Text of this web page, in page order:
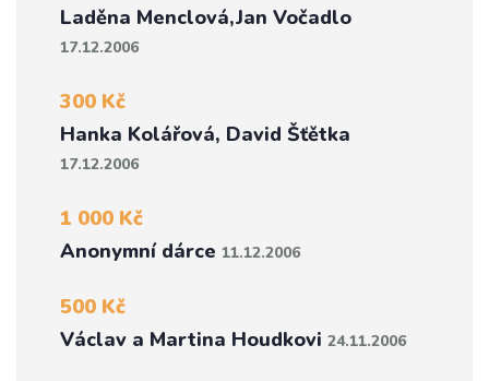
Laděna Menclová,Jan Vočadlo
17.12.2006
300 Kč
Hanka Kolářová, David Šťětka
17.12.2006
1 000 Kč
Anonymní dárce 11.12.2006
500 Kč
Václav a Martina Houdkovi 24.11.2006